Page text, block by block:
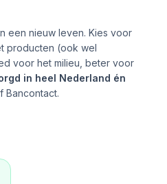
een nieuw leven. Kies voor
producten (ook wel
voor het milieu, beter voor
in heel Nederland én
Bancontact.